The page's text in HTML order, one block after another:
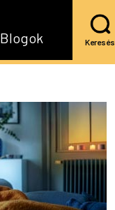
Blogok Keresés